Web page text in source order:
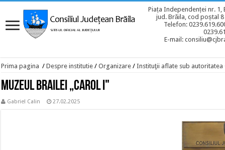
Piața Independenței nr. 1,
jud. Brăila, cod poștal
Telefon:
E-mail:
Prima pagina / Despre institutie / Organizare / Instituţii aflate sub autoritatea
Muzeul Brailei „Carol I"
Gabriel Calin 27.02.2025